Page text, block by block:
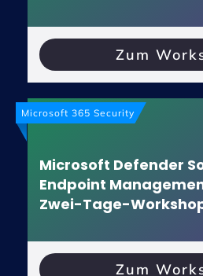
Zum
Microsoft 365 Security
Microsoft Defender
Endpoint
Zwei-Tage-
Zum